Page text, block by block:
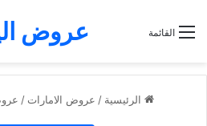
عروض القائمة
الرئيسية / عروض الامارات /